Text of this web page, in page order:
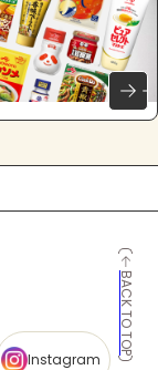
BACK TO TOP
Instagram